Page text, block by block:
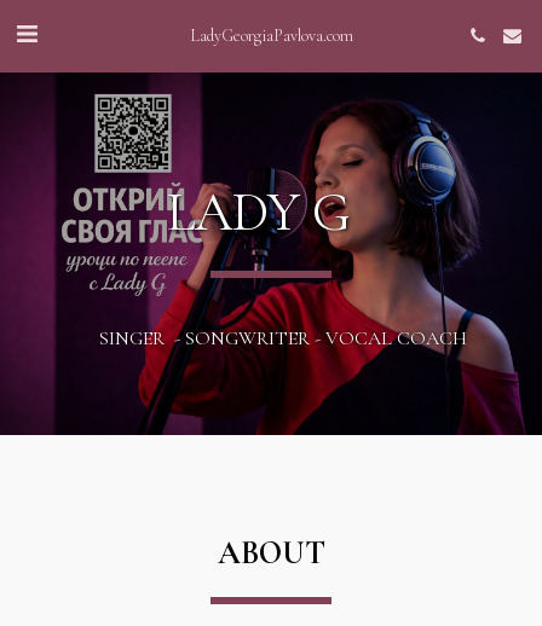
LadyGeorgiaPavlova.com
LADY G
SINGER  - SONGWRITER - VOCAL COACH
ABOUT